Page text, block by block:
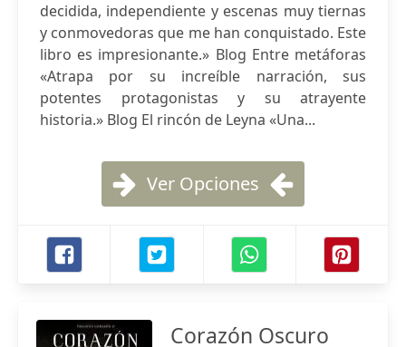
decidida, independiente y escenas muy tiernas
y conmovedoras que me han conquistado. Este
libro es impresionante.» Blog Entre metáforas
«Atrapa por su increíble narración, sus
potentes protagonistas y su atrayente
historia.» Blog El rincón de Leyna «Una...
Ver Opciones
Corazón Oscuro